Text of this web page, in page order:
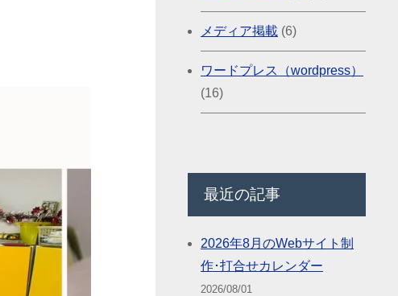
メディア掲載 (6)
ワードプレス（wordpress）
(16)
最近の記事
2026年8月のWebサイト制
作･打合せカレンダー
2026/08/01